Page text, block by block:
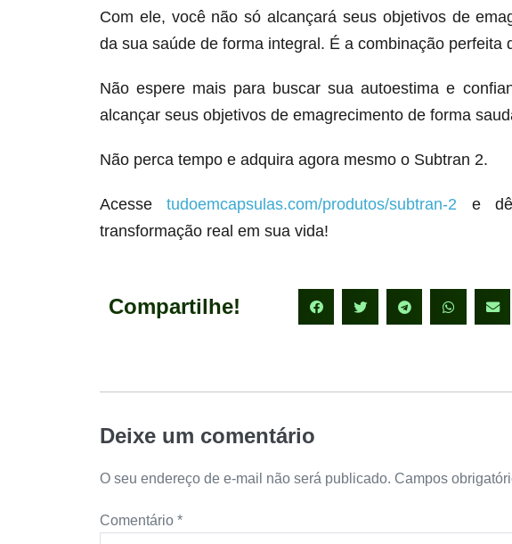
Com ele, você não só alcançará seus objetivos de
da sua saúde de forma integral. É a combinação perfeita
Não espere mais para buscar sua autoestima e
alcançar seus objetivos de emagrecimento de forma
Não perca tempo e adquira agora mesmo o Subtran 2.
Acessetudoemcapsulas.com/produtos/subtran-2 e dê
transformação real em sua vida!
Compartilhe!
Deixe um comentário
O seu endereço de e-mail não será publicado. Campos
Comentário *